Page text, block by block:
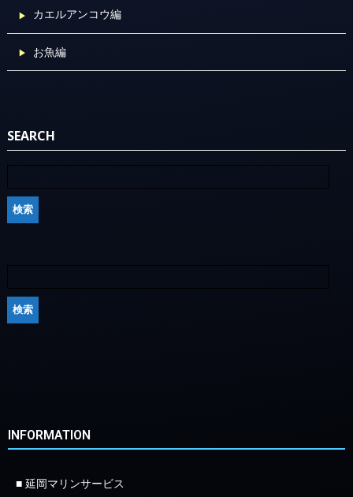
カエルアンコウ編
お魚編
SEARCH
INFORMATION
■ 延岡マリンサービス